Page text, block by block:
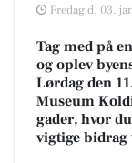
Fredag d. 03.
Tag med på
og oplev
Lørdag den
Museum
gader, hvor
vigtige